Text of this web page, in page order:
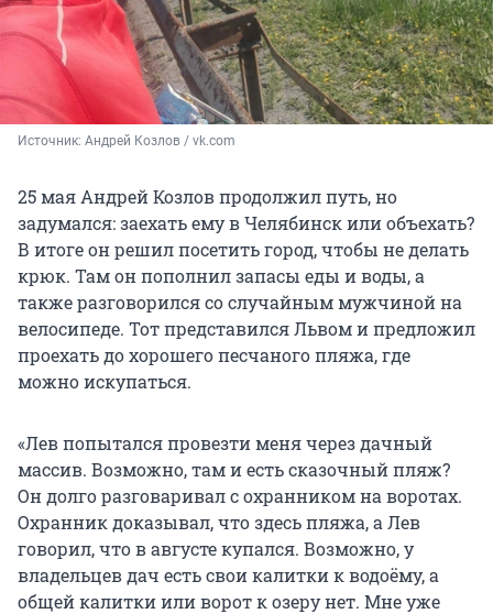
Источник: Андрей Козлов / vk.com
25 мая Андрей Козлов продолжил путь, но
задумался: заехать ему в Челябинск или объехать?
В итоге он решил посетить город, чтобы не делать
крюк. Там он пополнил запасы еды и воды, а
также разговорился со случайным мужчиной на
велосипеде. Тот представился Львом и предложил
проехать до хорошего песчаного пляжа, где
можно искупаться.
«Лев попытался провезти меня через дачный
массив. Возможно, там и есть сказочный пляж?
Он долго разговаривал с охранником на воротах.
Охранник доказывал, что здесь пляжа, а Лев
говорил, что в августе купался. Возможно, у
владельцев дач есть свои калитки к водоёму, а
общей калитки или ворот к озеру нет. Мне уже